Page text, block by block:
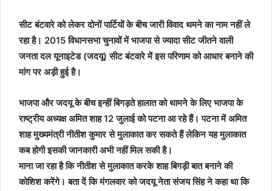
सीट बंटवारे को लेकर दोनों पार्टियों के बीच जारी विवाद थमने का नाम नहीं ले
रहा है। 2015 विधानसभा चुनावों में भाजपा से ज्यादा सीट जीतने वाली
जनता दल यूनाइटेड (जदयू) सीट बंटवारे में इस परिणाम को आधार बनाने की
मांग पर अड़ी हुई है।
भाजपा और जदयू के बीच इन्हीं बिगड़ते हालात को थामने के लिए भाजपा के
राष्ट्रीय अध्यक्ष अमित शाह 12 जुलाई को पटना आ रहे हैं। पटना में अमित
शाह मुख्यमंत्री नीतीश कुमार से मुलाकात कर सकते हैं लेकिन यह मुलाकात
कब होगी इसकी जानकारी अभी नहीं मिल सकी है।
माना जा रहा है कि नीतीश से मुलाकात करके शाह बिगड़ी बात बनाने की
कोशिश करेंगे। बता दें कि मंगलवार को जदयू नेता संजय सिंह ने कहा था कि